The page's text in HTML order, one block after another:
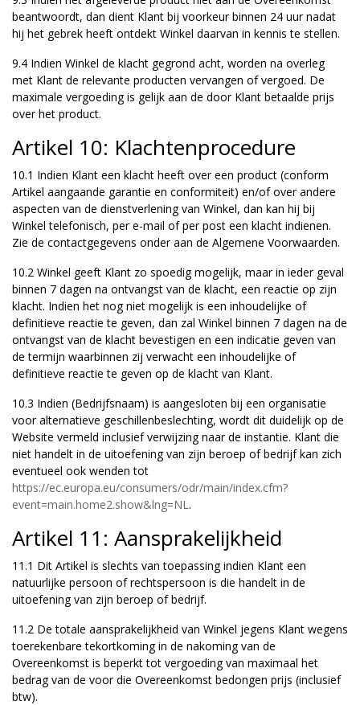
beantwoordt, dan dient Klant bij voorkeur binnen 24 uur nadat
hij het gebrek heeft ontdekt Winkel daarvan in kennis te stellen.
9.4 Indien Winkel de klacht gegrond acht, worden na overleg
met Klant de relevante producten vervangen of vergoed. De
maximale vergoeding is gelijk aan de door Klant betaalde prijs
over het product.
Artikel 10: Klachtenprocedure
10.1 Indien Klant een klacht heeft over een product (conform
Artikel aangaande garantie en conformiteit) en/of over andere
aspecten van de dienstverlening van Winkel, dan kan hij bij
Winkel telefonisch, per e-mail of per post een klacht indienen.
Zie de contactgegevens onder aan de Algemene Voorwaarden.
10.2 Winkel geeft Klant zo spoedig mogelijk, maar in ieder geval
binnen 7 dagen na ontvangst van de klacht, een reactie op zijn
klacht. Indien het nog niet mogelijk is een inhoudelijke of
definitieve reactie te geven, dan zal Winkel binnen 7 dagen na de
ontvangst van de klacht bevestigen en een indicatie geven van
de termijn waarbinnen zij verwacht een inhoudelijke of
definitieve reactie te geven op de klacht van Klant.
10.3 Indien (Bedrijfsnaam) is aangesloten bij een organisatie
voor alternatieve geschillenbeslechting, wordt dit duidelijk op de
Website vermeld inclusief verwijzing naar de instantie. Klant die
niet handelt in de uitoefening van zijn beroep of bedrijf kan zich
eventueel ook wenden tot
https://ec.europa.eu/consumers/odr/main/index.cfm?
event=main.home2.show&lng=NL.
Artikel 11: Aansprakelijkheid
11.1 Dit Artikel is slechts van toepassing indien Klant een
natuurlijke persoon of rechtspersoon is die handelt in de
uitoefening van zijn beroep of bedrijf.
11.2 De totale aansprakelijkheid van Winkel jegens Klant wegens
toerekenbare tekortkoming in de nakoming van de
Overeenkomst is beperkt tot vergoeding van maximaal het
bedrag van de voor die Overeenkomst bedongen prijs (inclusief
btw).